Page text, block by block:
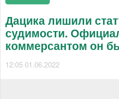
Дацика лишили
судимости.
коммерсантом он
12:05 01.06.2022